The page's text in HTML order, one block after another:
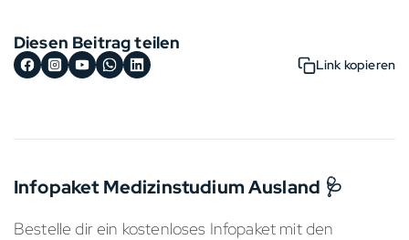
Diesen Beitrag teilen
Link kopieren
Infopaket Medizinstudium Ausland 🩺
Bestelle dir ein kostenloses Infopaket mit den